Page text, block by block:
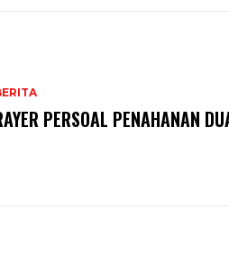
PERSOAL PENAHANAN